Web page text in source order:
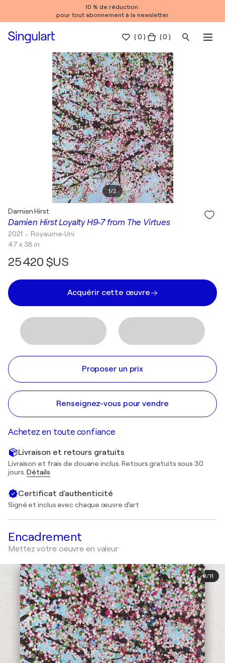
10 % de réduction
pour tout abonnement à la newsletter
(0 ) ( 0 )
1/2
Damien Hirst Loyalty H9-7 from The Virtues
Damien Hirst
2021 • Royaume-Uni
47 x 38 in
25 420 $US
Acquérir cette œuvre
Proposer un prix
Renseignez-vous pour vendre
Achetez en toute confiance
Livraison et retours gratuits
Livraison et frais de douane inclus. Retours gratuits sous 30
jours.Détails
Certificat d'authenticité
Signé et inclus avec chaque œuvre d'art
Encadrement
Mettez votre oeuvre en valeur
1/11